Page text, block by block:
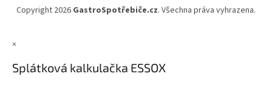
Copyright 2026 GastroSpotřebiče.cz. Všechna práva vyhrazena.
×
Splátková kalkulačka ESSOX